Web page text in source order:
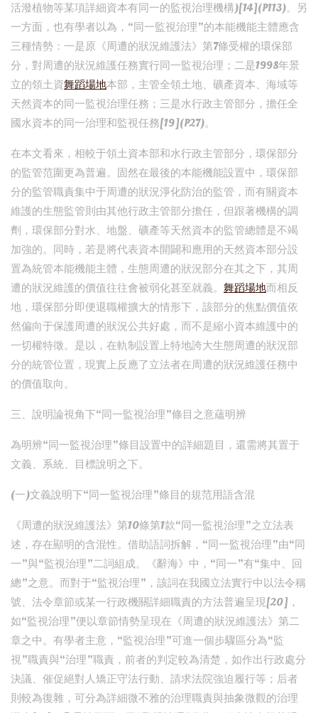
活潑植物等某項詳細資本有同一的監視治理機構)[14](P113)。另
一方面，也有學者以為，“同一監視治理”的本能機能主體應含
三種情勢：一是原《周遭的狀況維護法》第7條受權的環保部
分，對周遭的狀況維護任務實行同一監視治理；二是1998年景
立的領土資舞蹈場地本部，主管全領土地、礦產資本、海域等
天然資本的同一監視治理任務；三是水行政主管部分，擔任全
國水資本的同一治理和監視任務[19](P27)。
在本文看來，相較于領土資本部和水行政主管部分，環保部分
的監管范圍更為普遍。固然在最後的本能機能設置中，環保部
分的監管職責集中于周遭的狀況淨化防治的監管，而有關資本
維護的生態監管則由其他行政主管部分擔任，但跟著機構的調
劑，環保部分對水、地盤、礦產等天然資本的監管總體是不竭
加強的。同時，若是將代表資本開闢和應用的天然資本部分設
置為統管本能機能主體，生態周遭的狀況部分在其之下，其周
遭的狀況維護的價值往往會被弱化甚至就義。 舞蹈場地而相反
地，環保部分即便退職權擴大的情形下，該部分的焦點價值依
然偏向于保護周遭的狀況公共好處，而不是縮小資本維護中的
一切權特徵。是以，在軌制設置上特地誇大生態周遭的狀況部
分的統管位置，現實上反應了立法者在周遭的狀況維護任務中
的價值取向。
三、說明論視角下“同一監視治理”條目之意蘊明辨
為明辨“同一監視治理”條目設置中的詳細題目，還需將其置于
文義、系統、目標說明之下。
(一)文義說明下“同一監視治理”條目的規范用語含混
《周遭的狀況維護法》第10條第1款“同一監視治理”之立法表
述，存在顯明的含混性。借助語詞拆解，“同一監視治理”由“同
一”與“監視治理”二詞組成。《辭海》中，“同一”有“集中、回
總”之意。而對于“監視治理”，該詞在我國立法實行中以法令稱
號、法令章節或某一行政機關詳細職責的方法普遍呈現[20]，
如“監視治理”便以章節情勢呈現在《周遭的狀況維護法》第二
章之中。有學者主意，“監視治理”可進一個步驟區分為“監
視”職責與“治理”職責，前者的判定較為清楚，如作出行政處分
決議、催促絕對人矯正守法行動、請求法院強迫履行等；后者
則較為復雜，可分為詳細微不雅的治理職責與抽象微觀的治理